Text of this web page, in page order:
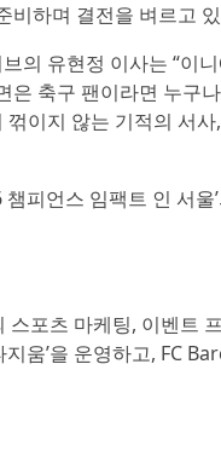
비하며 결전을 벼르고
의 유현정 이사는 “이
축구 팬이라면 누구
이지 않는 기적의 서
피언스 임팩트 인 서
포츠 마케팅, 이벤트
움’을 운영하고, FC